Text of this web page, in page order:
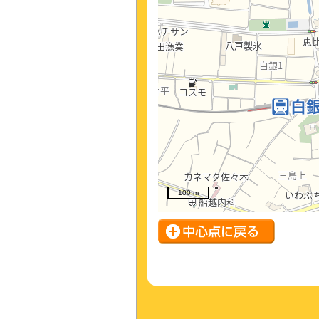
100 m